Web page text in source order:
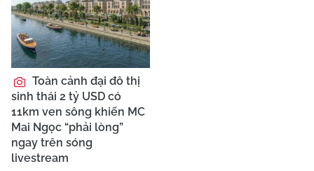
Toàn cảnh đại đô thị
sinh thái 2 tỷ USD có
11km ven sông khiến MC
Mai Ngọc “phải lòng”
ngay trên sóng
livestream